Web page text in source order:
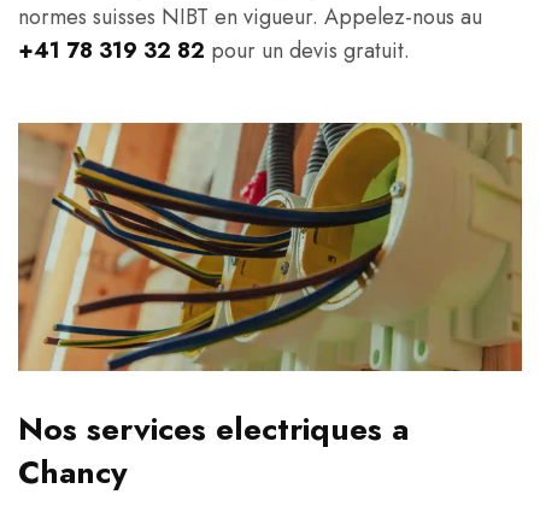
normes suisses NIBT en vigueur. Appelez-nous au
+41 78 319 32 82 pour un devis gratuit.
Nos services electriques a
Chancy